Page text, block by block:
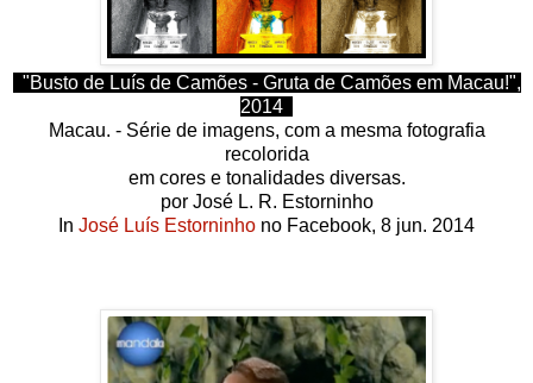
"Busto de Luís de Camões - Gruta de Camões em Macau!",
2014
Macau. - Série de imagens, com a mesma fotografia
recolorida
em cores e tonalidades diversas.
por José L. R. Estorninho
In José Luís Estorninho no Facebook, 8 jun. 2014